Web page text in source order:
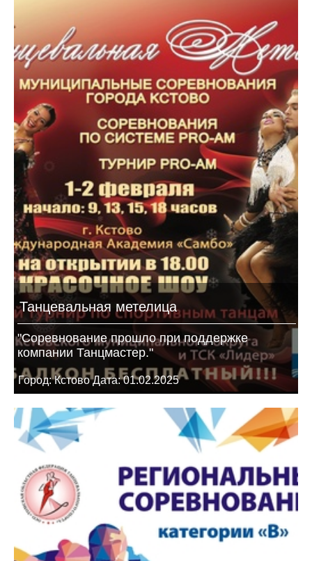
Танцевальная метелица
"Соревнование прошло при поддержке
компании Танцмастер."
Город: Кстово Дата: 01.02.2025